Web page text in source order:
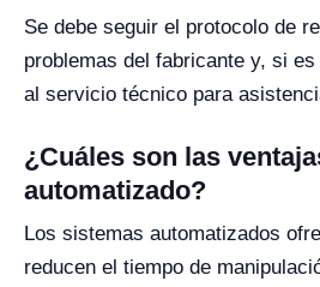
Se debe seguir el protocolo de
problemas del fabricante y, si
al servicio técnico para
¿Cuáles son las
automatizado?
Los sistemas automatizados
reducen el tiempo de